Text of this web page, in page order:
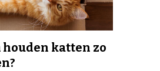
houden katten zo